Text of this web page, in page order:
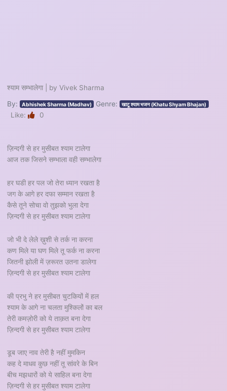
श्याम सम्भालेगा | by Vivek Sharma
By: Abhishek Sharma (Madhav) Genre: खाटू श्याम भजन (Khatu Shyam Bhajan)
Like: 0
ज़िन्दगी से हर मुसीबत श्याम टालेगा
आज तक जिसने सम्भाला वही सम्भालेगा
हर घडी हर पल जो तेरा ध्यान रखता है
जग के आगे हर दफा सम्मान रखता है
कैसे तूने सोचा वो तुझको भुला देगा
ज़िन्दगी से हर मुसीबत श्याम टालेगा
जो भी दे लेले ख़ुशी से तर्क ना करना
कण मिले या घण मिले तू फर्क ना करना
जितनी झोली में ज़रूरत उतना डालेगा
ज़िन्दगी से हर मुसीबत श्याम टालेगा
की प्रभु ने हर मुसीबत चुटकियों में हल
श्याम के आगे ना चलता मुश्किलों का बल
तेरी कमज़ोरी को ये ताक़त बना देगा
ज़िन्दगी से हर मुसीबत श्याम टालेगा
डूब जाए नाव तेरी है नहीं मुमकिन
कह दे माधव कुछ नहीं तू सांवरे के बिन
बीच मझधारों को ये साहिल बना देगा
ज़िन्दगी से हर मुसीबत श्याम टालेगा